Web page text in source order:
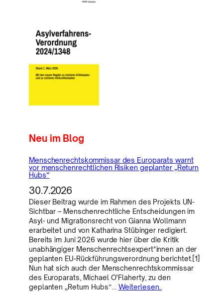
Neu im Blog
Menschenrechtskommissar des Europarats warnt
vor menschenrechtlichen Risiken geplanter „Return
Hubs“
30.7.2026
Dieser Beitrag wurde im Rahmen des Projekts UN-
Sichtbar – Menschenrechtliche Entscheidungen im
Asyl- und Migrationsrecht von Gianna Wollmann
erarbeitet und von Katharina Stübinger redigiert.
Bereits im Juni 2026 wurde hier über die Kritik
unabhängiger Menschenrechtsexpert*innen an der
geplanten EU-Rückführungsverordnung berichtet.[1]
Nun hat sich auch der Menschenrechtskommissar
des Europarats, Michael O’Flaherty, zu den
geplanten „Return Hubs“… Weiterlesen..